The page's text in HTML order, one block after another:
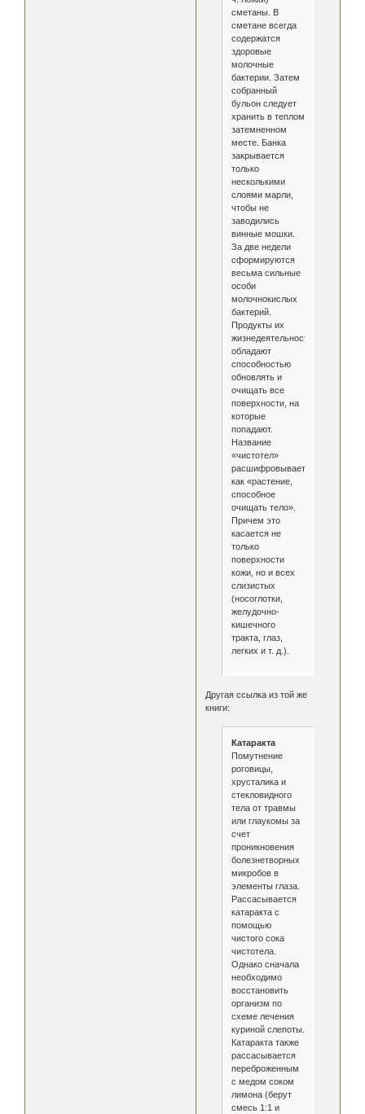
сметаны. В
сметане всегда
содержатся
здоровые
молочные
бактерии. Затем
собранный
бульон следует
хранить в теплом
затемненном
месте. Банка
закрывается
только
несколькими
слоями марли,
чтобы не
заводились
винные мошки.
За две недели
сформируются
весьма сильные
особи
молочнокислых
бактерий.
Продукты их
жизнедеятельности
обладают
способностью
обновлять и
очищать все
поверхности, на
которые
попадают.
Название
«чистотел»
расшифровывается
как «растение,
способное
очищать тело».
Причем это
касается не
только
поверхности
кожи, но и всех
слизистых
(носоглотки,
желудочно-
кишечного
тракта, глаз,
легких и т. д.).
Другая ссылка из той же
книги:
Катаракта
Помутнение
роговицы,
хрусталика и
стекловидного
тела от травмы
или глаукомы за
счет
проникновения
болезнетворных
микробов в
элементы глаза.
Рассасывается
катаракта с
помощью
чистого сока
чистотела.
Однако сначала
необходимо
восстановить
организм по
схеме лечения
куриной слепоты.
Катаракта также
рассасывается
переброженным
с медом соком
лимона (берут
смесь 1:1 и